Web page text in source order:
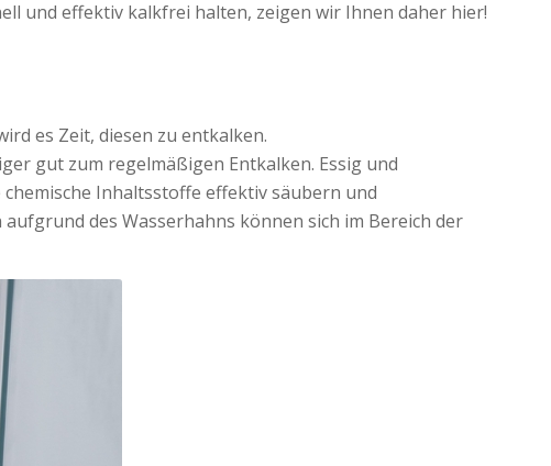
und effektiv kalkfrei halten, zeigen wir Ihnen daher hier!
es Zeit, diesen zu entkalken.
gut zum regelmäßigen Entkalken. Essig und
Inhaltsstoffe effektiv säubern und
des Wasserhahns können sich im Bereich der